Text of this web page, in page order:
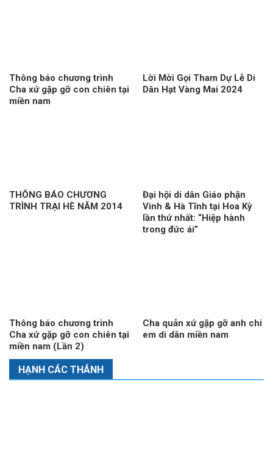
Thông báo chương trình
Cha xứ gặp gỡ con chiên tại
miền nam
Lời Mời Gọi Tham Dự Lễ Di
Dân Hạt Vàng Mai 2024
THÔNG BÁO CHƯƠNG
TRÌNH TRẠI HÈ NĂM 2014
Đại hội di dân Giáo phận
Vinh & Hà Tĩnh tại Hoa Kỳ
lần thứ nhất: “Hiệp hành
trong đức ái”
Thông báo chương trình
Cha xứ gặp gỡ con chiên tại
miền nam (Lần 2)
Cha quản xứ gặp gỡ anh chi
em di dân miền nam
HẠNH CÁC THÁNH